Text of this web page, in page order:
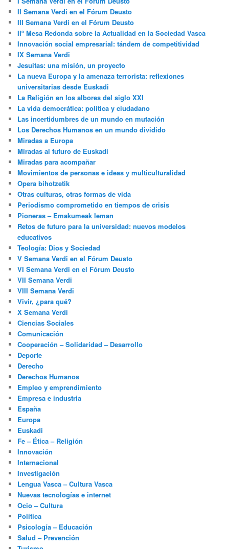
II Semana Verdi en el Fórum Deusto
III Semana Verdi en el Fórum Deusto
IIº Mesa Redonda sobre la Actualidad en la Sociedad Vasca
Innovación social empresarial: tándem de competitividad
IX Semana Verdi
Jesuitas: una misión, un proyecto
La nueva Europa y la amenaza terrorista: reflexiones
universitarias desde Euskadi
La Religión en los albores del siglo XXI
La vida democrática: política y ciudadano
Las incertidumbres de un mundo en mutación
Los Derechos Humanos en un mundo dividido
Miradas a Europa
Miradas al futuro de Euskadi
Miradas para acompañar
Movimientos de personas e ideas y multiculturalidad
Opera bihotzetik
Otras culturas, otras formas de vida
Periodismo comprometido en tiempos de crisis
Pioneras – Emakumeak leman
Retos de futuro para la universidad: nuevos modelos
educativos
Teología: Dios y Sociedad
V Semana Verdi en el Fórum Deusto
VI Semana Verdi en el Fórum Deusto
VII Semana Verdi
VIII Semana Verdi
Vivir, ¿para qué?
X Semana Verdi
Ciencias Sociales
Comunicación
Cooperación – Solidaridad – Desarrollo
Deporte
Derecho
Derechos Humanos
Empleo y emprendimiento
Empresa e industria
España
Europa
Euskadi
Fe – Ética – Religión
Innovación
Internacional
Investigación
Lengua Vasca – Cultura Vasca
Nuevas tecnologías e internet
Ocio – Cultura
Política
Psicología – Educación
Salud – Prevención